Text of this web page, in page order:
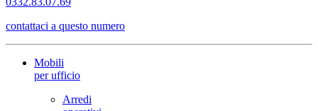
contattaci a questo numero
Mobili
per ufficio
Arredi